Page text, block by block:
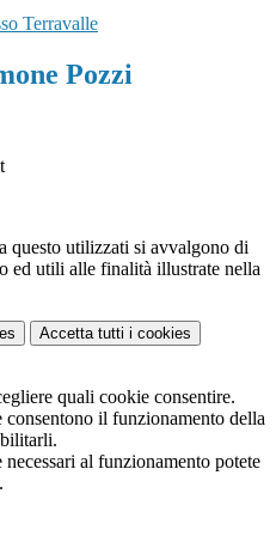
Terravalle
Pozzi
questo utilizzati si avvalgono di
ed utili alle finalità illustrate nella
Accetta tutti i cookies
quali cookie consentire.
il funzionamento della
al funzionamento potete
.